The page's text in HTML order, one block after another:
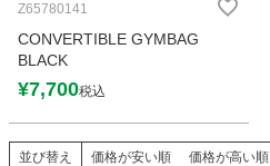
Z65780141
CONVERTIBLE GYMBAG
BLACK
¥7,700税込
並び替え 価格が安い順 価格が高い順